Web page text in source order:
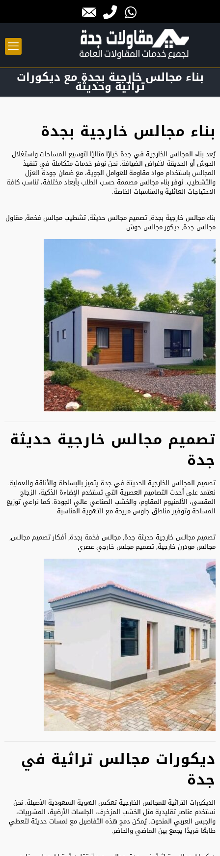
بناء مجالس خارجية بجدة مع ديكورات
تراثية وحديثة
بناء مجالس خارجية بجدة
يُعد بناء المجالس الخارجية في جدة خيارًا مثاليًا لتوسيع المساحات واستغلال
الحوش أو الحديقة لأغراض الضيافة. نحن نوفر خدمات متكاملة في تنفيذ
المجالس باستخدام مواد مقاومة للعوامل الجوية، مع ضمان جودة العزل
والتشطيب. نوفر بناء مجالس مصممة حسب الطلب بأبعاد مختلفة، تناسب كافة
الاحتياجات العائلية والمناسبات الخاصة.
بناء مجالس خارجية بجدة, تصميم مجالس حديثة, تشطيب مجالس فخمة, مقاول
مجالس جدة, ديكور مجالس حوش
تصميم مجالس خارجية حديثة
جدة
تصميم المجالس الخارجية الحديثة في جدة يتميز بالبساطة والأناقة والعملية.
نعتمد على أحدث التصاميم العصرية التي تستخدم الإضاءة الذكية، الزجاج
المقسى، الألمنيوم المقاوم، والخشب الصناعي عالي الجودة. كما نراعي توزيع
المساحة وتوفير مناطق جلوس مريحة مع التهوية المناسبة.
تصميم مجالس خارجية حديثة جدة, مجالس فخمة بجدة, أفكار تصميم مجالس,
مجالس مودرن خارجية, تصميم مجلس خارجي عصري
ديكورات مجالس تراثية في
جدة
الديكورات التراثية للمجالس الخارجية تعكس الهوية السعودية الأصيلة. نحن
نستخدم عناصر تقليدية مثل الخشب المزخرف، الجلسات الأرضية، المشربيات،
والجبس العربي المنحوت. يُمكن دمج هذه التفاصيل مع لمسات حديثة لتعطي
طابعًا فريدًا يجمع بين الماضي والحاضر.